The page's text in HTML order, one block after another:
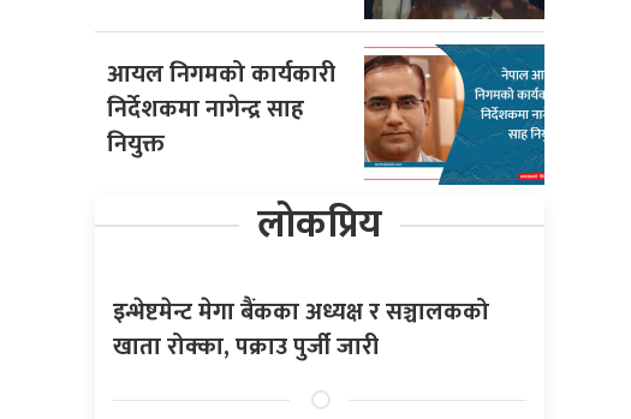
आयल निगमको कार्यकारी
निर्देशकमा नागेन्द्र साह
नियुक्त
लोकप्रिय
इन्भेष्टमेन्ट मेगा बैंकका अध्यक्ष र सञ्चालकको
खाता रोक्का, पक्राउ पुर्जी जारी